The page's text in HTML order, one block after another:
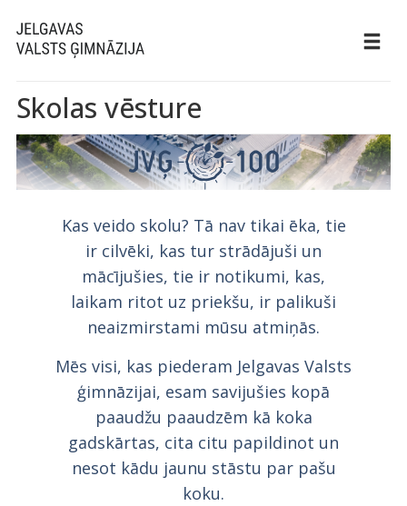
Skolas vēsture
Kas veido skolu? Tā nav tikai ēka, tie
ir cilvēki, kas tur strādājuši un
mācījušies, tie ir notikumi, kas,
laikam ritot uz priekšu, ir palikuši
neaizmirstami mūsu atmiņās.
Mēs visi, kas piederam Jelgavas Valsts
ģimnāzijai, esam savijušies kopā
paaudžu paaudzēm kā koka
gadskārtas, cita citu papildinot un
nesot kādu jaunu stāstu par pašu
koku.